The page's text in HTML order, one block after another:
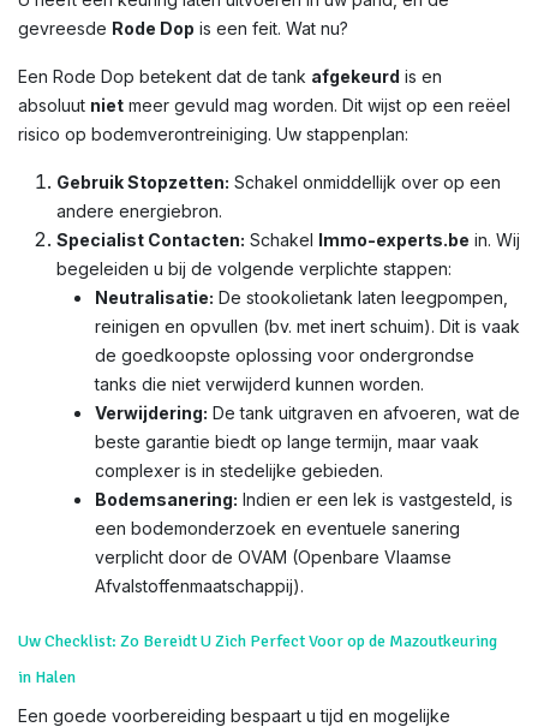
gevreesde Rode Dop is een feit. Wat nu?
Een Rode Dop betekent dat de tank afgekeurd is en
absoluut niet meer gevuld mag worden. Dit wijst op een reëel
risico op bodemverontreiniging. Uw stappenplan:
Gebruik Stopzetten: Schakel onmiddellijk over op een
andere energiebron.
Specialist Contacten: Schakel Immo-experts.be in. Wij
begeleiden u bij de volgende verplichte stappen:
Neutralisatie: De stookolietank laten leegpompen,
reinigen en opvullen (bv. met inert schuim). Dit is vaak
de goedkoopste oplossing voor ondergrondse
tanks die niet verwijderd kunnen worden.
Verwijdering: De tank uitgraven en afvoeren, wat de
beste garantie biedt op lange termijn, maar vaak
complexer is in stedelijke gebieden.
Bodemsanering: Indien er een lek is vastgesteld, is
een bodemonderzoek en eventuele sanering
verplicht door de OVAM (Openbare Vlaamse
Afvalstoffenmaatschappij).
Uw Checklist: Zo Bereidt U Zich Perfect Voor op de Mazoutkeuring
in Halen
Een goede voorbereiding bespaart u tijd en mogelijke